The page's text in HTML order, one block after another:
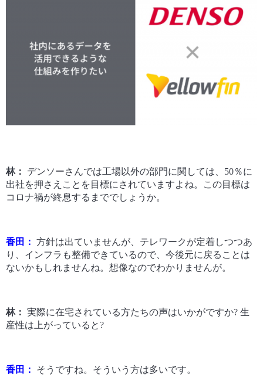
林：
デンソーさんでは工場以外の部門に関しては、50％に
出社を押さえことを目標にされていますよね。この目標は
コロナ禍が終息するまででしょうか。
香田： 方針は出ていませんが、テレワークが定着しつつあ
り、インフラも整備できているので、今後元に戻ることは
ないかもしれませんね。想像なのでわかりませんが。
林： 実際に在宅されている方たちの声はいかがですか? 生
産性は上がっていると?
香田： そうですね。そういう方は多いです。